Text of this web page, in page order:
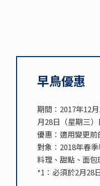
早鳥優惠
期間：2017年12
月28日（星期三
優惠：適用變更
對象：2018年春
料理、甜點、面包
*1：必須於2月28